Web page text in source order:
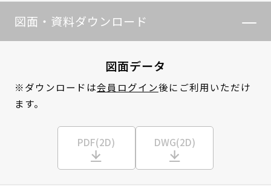
図面・資料ダウンロード
図面データ
※ダウンロードは会員ログイン後にご利用いただけ
ます。
PDF(2D) DWG(2D)